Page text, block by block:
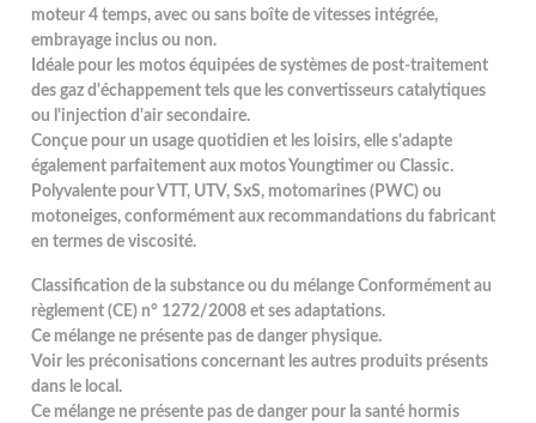
moteur 4 temps, avec ou sans boîte de vitesses intégrée,
embrayage inclus ou non.
Idéale pour les motos équipées de systèmes de post-traitement
des gaz d'échappement tels que les convertisseurs catalytiques
ou l'injection d'air secondaire.
Conçue pour un usage quotidien et les loisirs, elle s'adapte
également parfaitement aux motos Youngtimer ou Classic.
Polyvalente pour VTT, UTV, SxS, motomarines (PWC) ou
motoneiges, conformément aux recommandations du fabricant
en termes de viscosité.
Classification de la substance ou du mélange Conformément au
règlement (CE) n° 1272/2008 et ses adaptations.
Ce mélange ne présente pas de danger physique.
Voir les préconisations concernant les autres produits présents
dans le local.
Ce mélange ne présente pas de danger pour la santé hormis